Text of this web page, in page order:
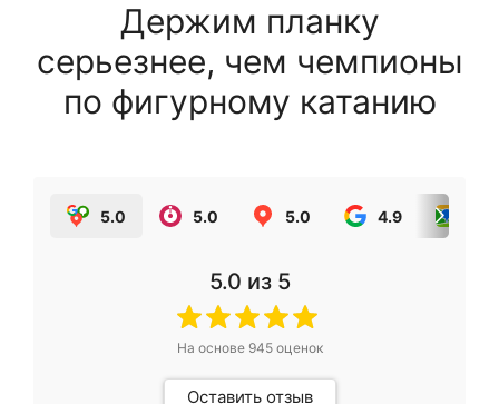
Держим планку
серьезнее, чем чемпионы
по фигурному катанию
5.0 5.0 5.0 4.9
5.0 из 5
На основе 945оценок
Оставить отзыв